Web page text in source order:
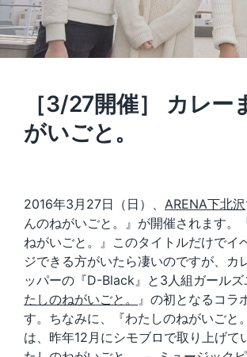
［3/27開催］ カレー
がいごと。
2016年3月27日（日）、 ARENA下北沢
んのねがいごと。』が開催されます。
ねがいごと。』このタイトルだけでイ
ジできる方がいたら凄いのですが、カ
ッパーの『D-Black』と3人組ガールズ
たしのねがいごと。
』の初となるコラ
す。ちなみに、『わたしのねがいごと
は、昨年12月にシモブロで取り上げ